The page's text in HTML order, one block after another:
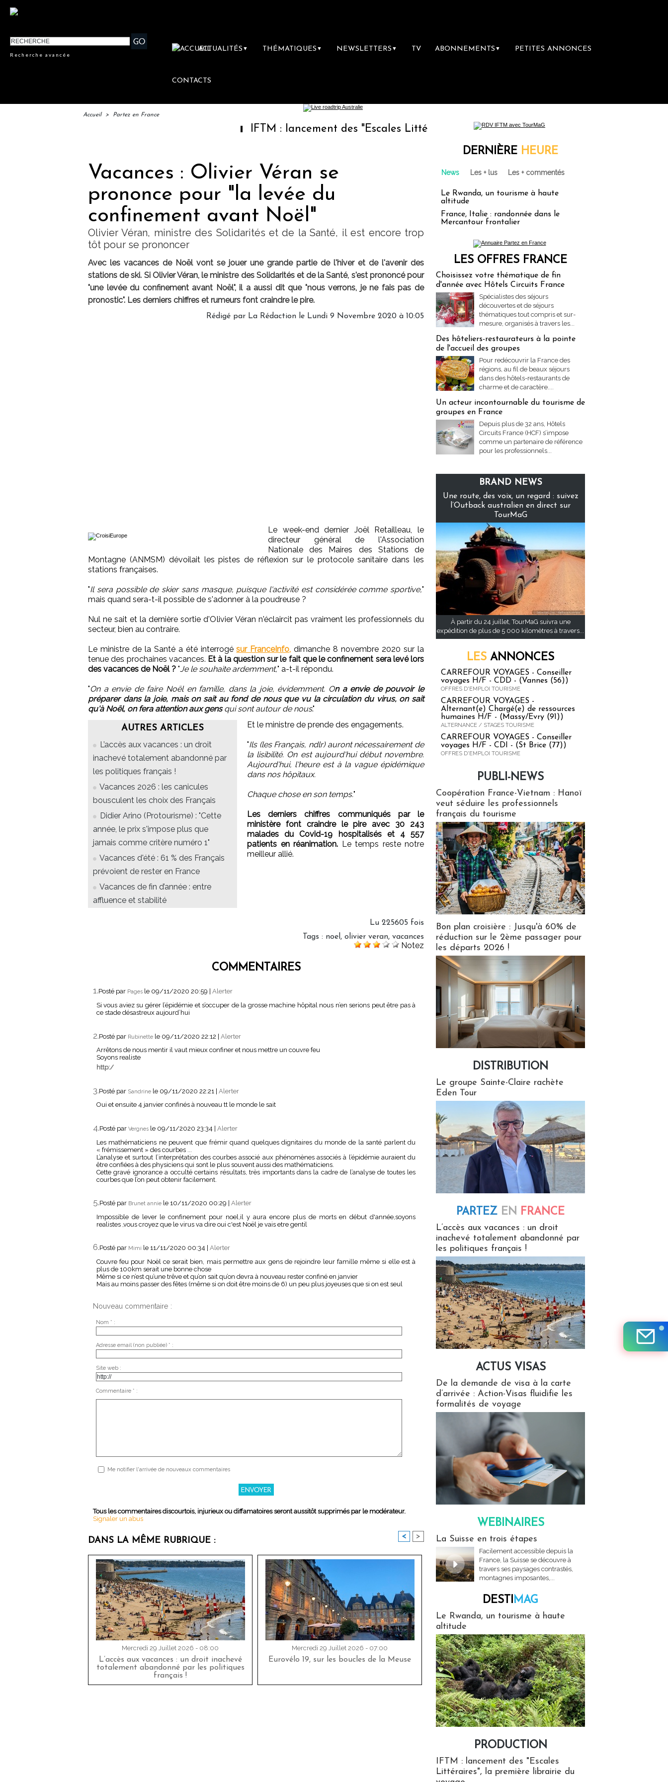
Recherche avancée
ACTUALITÉS ▼ THÉMATIQUES ▼ NEWSLETTERS ▼ TV ABONNEMENTS ▼ PETITES ANNONCES
CONTACTS
Accueil > Partez en France
IFTM : lancement des "Escales Littéraires", la première librairie du voyage
Vacances : Olivier Véran se
prononce pour "la levée du
confinement avant Noël"
Olivier Véran, ministre des Solidarités et de la Santé, il est encore trop
tôt pour se prononcer
Avec les vacances de Noël vont se jouer une grande partie de l'hiver et de l'avenir des
stations de ski. Si Olivier Véran, le ministre des Solidarités et de la Santé, s'est prononcé pour
"une levée du confinement avant Noël", il a aussi dit que "nous verrons, je ne fais pas de
pronostic". Les derniers chiffres et rumeurs font craindre le pire.
Rédigé par La Rédaction le Lundi 9 Novembre 2020 à 10:05
Le week-end dernier Joël Retailleau, le
directeur général de l'Association
Nationale des Maires des Stations de
Montagne (ANMSM) dévoilait les pistes de réflexion sur le protocole sanitaire dans les
stations françaises.
"Il sera possible de skier sans masque, puisque l'activité est considérée comme sportive,"
mais quand sera-t-il possible de s'adonner à la poudreuse ?
Nul ne sait et la dernière sortie d'Olivier Véran n'éclaircit pas vraiment les professionnels du
secteur, bien au contraire.
Le ministre de la Santé a été interrogésur FranceInfo, dimanche 8 novembre 2020 sur la
tenue des prochaines vacances. Et à la question sur le fait que le confinement sera levé lors
des vacances de Noël ? "Je le souhaite ardemment," a-t-il répondu.
"On a envie de faire Noël en famille, dans la joie, évidemment. On a envie de pouvoir le
préparer dans la joie, mais on sait au fond de nous que vu la circulation du virus, on sait
qu'à Noël, on fera attention aux gensqui sont autour de nous."
AUTRES ARTICLES
L’accès aux vacances : un droit
inachevé totalement abandonné par
les politiques français !
Vacances 2026 : les canicules
bousculent les choix des Français
Didier Arino (Protourisme) : "Cette
année, le prix s'impose plus que
jamais comme critère numéro 1"
Vacances d'été : 61 % des Français
prévoient de rester en France
Vacances de fin d’année : entre
affluence et stabilité
Et le ministre de prende des engagements.
"Ils (les Français, ndlr) auront nécessairement de
la lisibilité. On est aujourd'hui début novembre.
Aujourd'hui, l'heure est à la vague épidémique
dans nos hôpitaux.
Chaque chose en son temps."
Les derniers chiffres communiqués par le
ministère font craindre le pire avec 30 243
malades du Covid-19 hospitalisés et 4 557
patients en réanimation. Le temps reste notre
meilleur allié.
Lu 225605 fois
Tags : noel, olivier veran, vacances
Notez
COMMENTAIRES
1.Posté par Pages le 09/11/2020 20:59
Alerter
Si vous aviez su gérer l’épidémie et s’occuper de la grosse machine hôpital nous n’en serions peut être pas à
ce stade désastreux aujourd’hui
2.Posté par Rubinette le 09/11/2020 22:12 | Alerter
Arrêtons de nous mentir il vaut mieux confiner et nous mettre un couvre feu
Soyons realiste
http:/
3.Posté par Sandrine le 09/11/2020 22:21
Alerter
Oui et ensuite 4 janvier confinés à nouveau tt le monde le sait
4.Posté par Vergnes le 09/11/2020 23:34
Alerter
Les mathématiciens ne peuvent que frémir quand quelques dignitaires du monde de la santé parlent du
« frémissement » des courbes ...
L’analyse et surtout l’interprétation des courbes associé aux phénomènes associés à l’épidémie auraient du
être confiées à des physiciens qui sont le plus souvent aussi des mathématiciens.
Cette gravé ignorance a occulté certains résultats, très importants dans la cadre de l’analyse de toutes les
courbes que l’on peut obtenir facilement.
5.Posté par Brunet annie le 10/11/2020 00:29
Alerter
Impossible de lever le confinement pour noel,il y aura encore plus de morts en début d'année,soyons
realistes ,vous croyez que le virus va dire oui c'est Noël je vais etre gentil
6.Posté par Mimi le 11/11/2020 00:34
Alerter
Couvre feu pour Noël ce serait bien, mais permettre aux gens de rejoindre leur famille même si elle est à
plus de 100km serait une bonne chose
Même si ce n’est qu’une trêve et qu’on sait qu’on devra à nouveau rester confiné en janvier
Mais au moins passer des fêtes (même si on doit être moins de 6) un peu plus joyeuses que si on est seul
Nouveau commentaire :
Nom * :
Adresse email (non publiée) * :
Site web :
Commentaire * :
Me notifier l'arrivée de nouveaux commentaires
Tous les commentaires discourtois, injurieux ou diffamatoires seront aussitôt supprimés par le modérateur.
Signaler un abus
DANS LA MÊME RUBRIQUE : < >
Mercredi 29 Juillet 2026 - 08:00
L’accès aux vacances : un droit inachevé
totalement abandonné par les politiques
français !
Mercredi 29 Juillet 2026 - 07:00
Eurovélo 19, sur les boucles de la Meuse
DERNIÈRE HEURE
News Les + lus Les + commentés
Le Rwanda, un tourisme à haute
altitude
France, Italie : randonnée dans le
Mercantour frontalier
LES OFFRES FRANCE
Choisissez votre thématique de fin
d'année avec Hôtels Circuits France
Spécialistes des séjours
découvertes et de séjours
thématiques tout compris et sur-
mesure, organisés à travers les...
Des hôteliers-restaurateurs à la pointe
de l'accueil des groupes
Pour redécouvrir la France des
régions, au fil de beaux séjours
dans des hôtels-restaurants de
charme et de caractère....
Un acteur incontournable du tourisme de
groupes en France
Depuis plus de 32 ans, Hôtels
Circuits France (HCF) s’impose
comme un partenaire de référence
pour les professionnels...
BRAND NEWS
Une route, des voix, un regard : suivez
l’Outback australien en direct sur
TourMaG
À partir du 24 juillet, TourMaG suivra une
expédition de plus de 5 000 kilomètres à travers...
LES ANNONCES
CARREFOUR VOYAGES - Conseiller
voyages H/F - CDD - (Vannes (56))
OFFRES D'EMPLOI TOURISME
CARREFOUR VOYAGES -
Alternant(e) Chargé(e) de ressources
humaines H/F - (Massy/Evry (91))
ALTERNANCE / STAGES TOURISME
CARREFOUR VOYAGES - Conseiller
voyages H/F - CDI - (St Brice (77))
OFFRES D'EMPLOI TOURISME
PUBLI-NEWS
Coopération France-Vietnam : Hanoï
veut séduire les professionnels
français du tourisme
Bon plan croisière : Jusqu'à 60% de
réduction sur le 2ème passager pour
les départs 2026 !
DISTRIBUTION
Le groupe Sainte-Claire rachète
Eden Tour
PARTEZ EN FRANCE
L’accès aux vacances : un droit
inachevé totalement abandonné par
les politiques français !
ACTUS VISAS
De la demande de visa à la carte
d’arrivée : Action-Visas fluidifie les
formalités de voyage
WEBINAIRES
La Suisse en trois étapes
Facilement accessible depuis la
France, la Suisse se découvre à
travers ses paysages contrastés,
montagnes imposantes,...
DESTIMAG
Le Rwanda, un tourisme à haute
altitude
PRODUCTION
IFTM : lancement des "Escales
Littéraires", la première librairie du